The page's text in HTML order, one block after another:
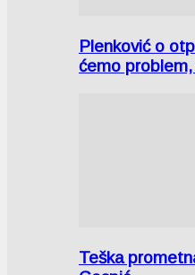
Plenković o
ćemo
Teška